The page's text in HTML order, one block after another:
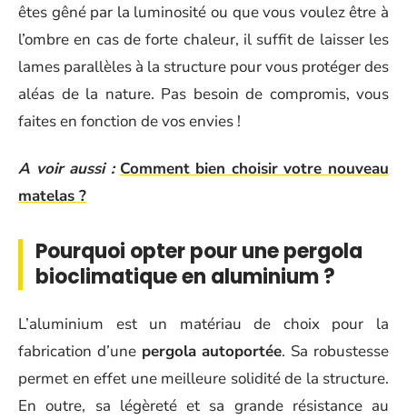
êtes gêné par la luminosité ou que vous voulez être à
l’ombre en cas de forte chaleur, il suffit de laisser les
lames parallèles à la structure pour vous protéger des
aléas de la nature. Pas besoin de compromis, vous
faites en fonction de vos envies !
A voir aussi : Comment bien choisir votre nouveau
matelas ?
Pourquoi opter pour une pergola
bioclimatique en aluminium ?
L’aluminium est un matériau de choix pour la
fabrication d’une pergola autoportée. Sa robustesse
permet en effet une meilleure solidité de la structure.
En outre, sa légèreté et sa grande résistance au